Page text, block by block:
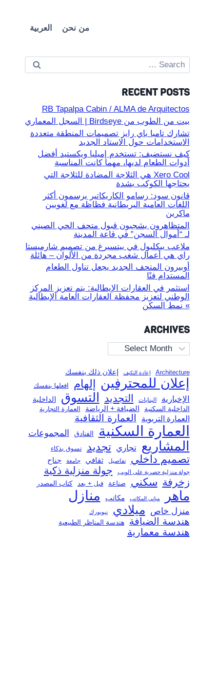
من نحن العربية
Search
for:
RECENT POSTS
RB Tapalpa Cabin / ALMA de Arquitectos
بيت من الطوب من Birdseye | السجل المعماري
تشارك تامبا باي رايز تصميمات المنطقة متعددة
الاستخدامات حول الاستاد الجديد
كيف نستضيف: تستخدم إميليا ويكستيد أفضل
أدوات الطعام لديها، مهما كانت المناسبة
Xero Cool هي الثلاجة المضادة للثلاجة التي
يحتاجها الكوكب بشدة
قانون سود: رسامو الكاريكاتير يرسمون أكثر
اللغات العامية البريطانية فظاظة مع لغويين
ماكرين
المتظاهرون يشجبون قبول متحف الحي الصيني
لـ “أموال السجن” في قاعة المدينة
ملاعب بيكلبول في بيتسبرغ من تصميم شارميستا
راي هي أعمال شغب مجردة من الألوان – هائلة
أوبيرون المتحف الجديد يجعل تناول الطعام
المستدام فنًا
استثمر في العقارات الإيطالية: يتم تعزيز المركز
الوطني لتعزيز محفظة العقارات العامة الإيطالية
» نمط السكن
ARCHIVES
Archives
Architecture إعادة التكيف إعلان ذلك بنفسك
إعلان للمحترفين إلهام افعلها بنفسك
الإخبارية البنايات التجديد التسوق الداخلية
الداخلية السكنية الضيافة + الرياضة العمارة التجارية
العمارة التربوية العمارة الثقافية
العمارة السكنية الفنادق المجموعات
المشاريع تجاري تجديد تسوق بذكاء
تصميم داخلي تفاصيل ثقافي جامعة جناح
جولة منزلية حصرية على الويب
جولة منزلية ذكية
زخرفة سكني صناعة قبل + بعد كتاب المصدر
ماهر مباني المكاتب مكاتب منازل
منزل خاص ميلادي نيويورك
هندسة الضيافة هندسة المناظر الطبيعية
هندسة معمارية